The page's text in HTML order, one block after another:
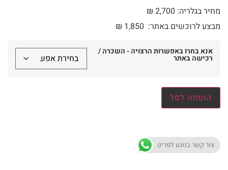
מחיר בגלריה: 2,700 ₪
מבצע לרוכשים באתר:
₪ 1,850
אנא בחרו באפשרות הרצויה - השכרה /
רכישה באתר
הוספה לסל
צור קשר בנוגע לפריט